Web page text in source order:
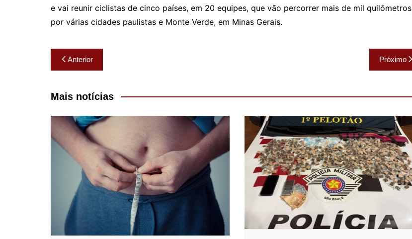
e vai reunir ciclistas de cinco países, em 20 equipes, que vão percorrer mais de mil quilômetros
por várias cidades paulistas e Monte Verde, em Minas Gerais.
Navegação
de
Post
Anterior Próximo
Mais notícias